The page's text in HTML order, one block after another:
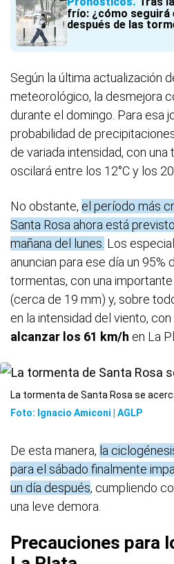
frío: ¿cómo seguirá
después de las
Según la última actualización
meteorológico, la desmejora
durante el domingo. Para esa
probabilidad de
de variada intensidad, con
oscilará entre los 12°C y los
No obstante, el período más
Santa Rosa ahora está
mañana del lunes. Los
anuncian para ese día un 95%
tormentas, con una
(cerca de 19 mm) y, sobre
en la intensidad del viento, con
alcanzar los 61 km/h en La
La tormenta de Santa Rosa se
Foto: Ignacio Amiconi | AGLP
De esta manera, la
para el sábado finalmente
un día después, cumpliendo
una leve demora.
Precauciones para